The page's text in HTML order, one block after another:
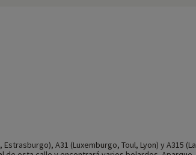
A31 (Luxemburgo, Toul, Lyon) y A315 (La